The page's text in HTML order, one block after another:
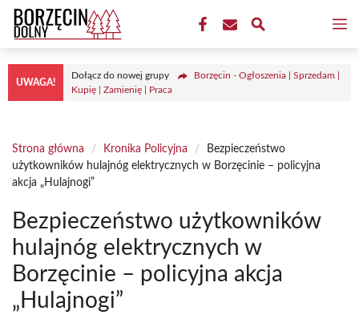
Przejdź
treści
UWAGA!
Dołącz do nowej grupy
Borzęcin - Ogłoszenia | Sprzedam |
Kupię | Zamienię | Praca
Strona główna / Kronika Policyjna /
Bezpieczeństwo
użytkowników hulajnóg elektrycznych w Borzęcinie – policyjna
akcja „Hulajnogi”
Bezpieczeństwo użytkowników
hulajnóg elektrycznych w
Borzęcinie – policyjna akcja
„Hulajnogi”